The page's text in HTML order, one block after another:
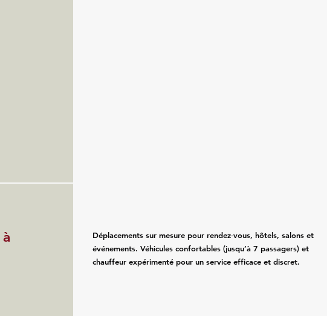
Déplacements sur mesure pour rendez‑vous, hôtels, salons et
événements. Véhicules confortables (jusqu’à 7 passagers) et
chauffeur expérimenté pour un service efficace et discret.